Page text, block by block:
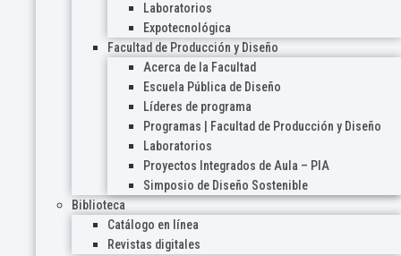
Laboratorios
Expotecnológica
Facultad de Producción y Diseño
Acerca de la Facultad
Escuela Pública de Diseño
Líderes de programa
Programas | Facultad de Producción y Diseño
Laboratorios
Proyectos Integrados de Aula – PIA
Simposio de Diseño Sostenible
Biblioteca
Catálogo en línea
Revistas digitales